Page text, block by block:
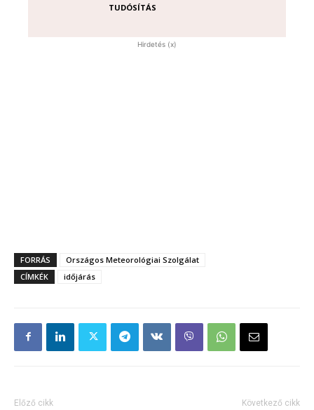
TUDÓSÍTÁS
Hirdetés (x)
FORRÁS
Országos Meteorológiai Szolgálat
CÍMKÉK
időjárás
Előző cikk Következő cikk